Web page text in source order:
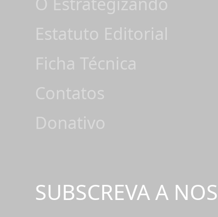
Estatuto Editorial
Ficha Técnica
Contatos
Donativo
SUBSCREVA A